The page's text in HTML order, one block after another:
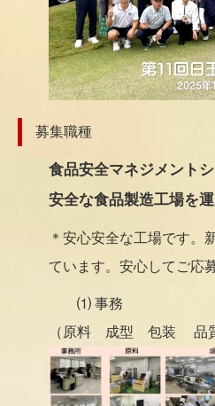
募集職種
食品安全マネジメント
安全な食品製造工場を運
＊安心安全な工場です。
ています。安心してご応
⑴ 事務 ⑵
（原料 成型 包装 品質